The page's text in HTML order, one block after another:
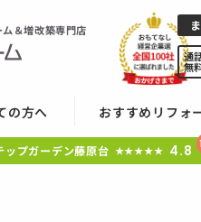
＆増改築専門店
の方へ おすすめリフォ
通
無
ップガーデン藤原台 ★★★★★ 4.8